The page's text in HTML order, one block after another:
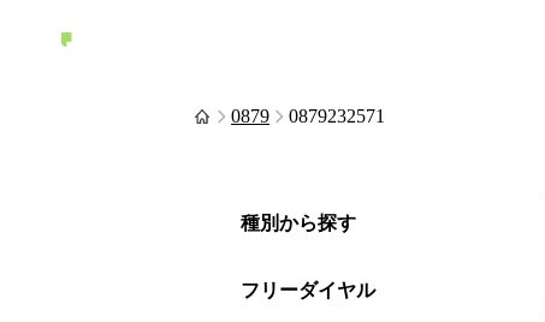
0879 0879232571
種別から探す
フリーダイヤル